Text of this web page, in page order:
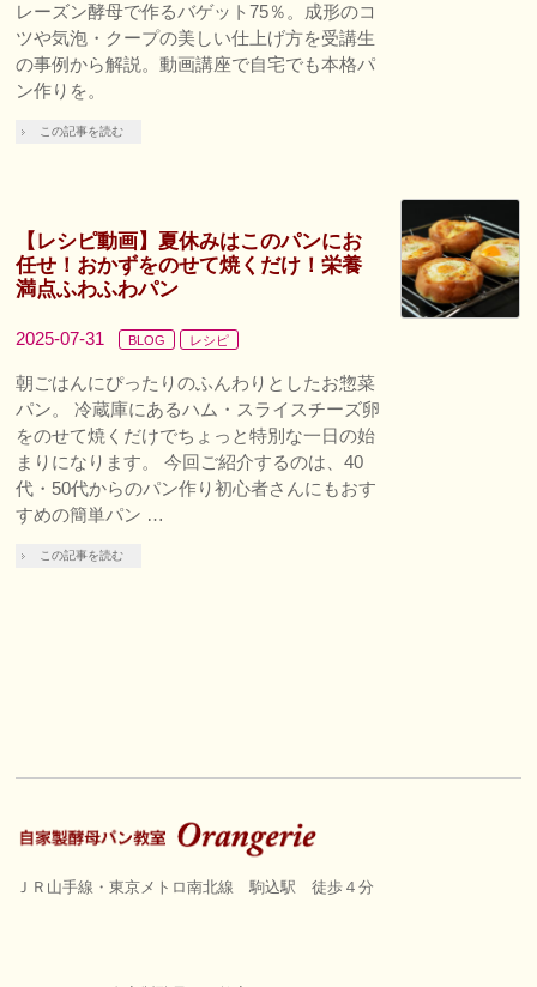
レーズン酵母で作るバゲット75％。成形のコ
ツや気泡・クープの美しい仕上げ方を受講生
の事例から解説。動画講座で自宅でも本格パ
ン作りを。
この記事を読む
【レシピ動画】夏休みはこのパンにお
任せ！おかずをのせて焼くだけ！栄養
満点ふわふわパン
2025-07-31 BLOG レシピ
朝ごはんにぴったりのふんわりとしたお惣菜
パン。 冷蔵庫にあるハム・スライスチーズ卵
をのせて焼くだけでちょっと特別な一日の始
まりになります。 今回ご紹介するのは、40
代・50代からのパン作り初心者さんにもおす
すめの簡単パン …
この記事を読む
ＪＲ山手線・東京メトロ南北線 駒込駅 徒歩４分